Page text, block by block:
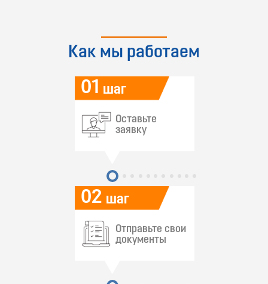
Как мы работаем
02
01
Оставьте
заявку
шаг
шаг
Отправьте свои
документы